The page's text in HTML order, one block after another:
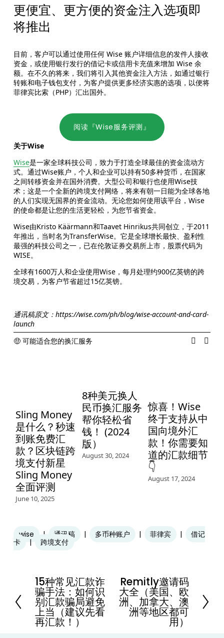
更便宜、更方便的资金注入选项即
将推出
目前，客户可以通过使用任何 Wise 账户详细信息的发件人接收
资金，或使用银行发行的借记卡或信用卡充值来增加 Wise 余
额。在不久的将来，我们将引入其他资金注入方法，如通过银行
转账和电子钱包支付，为客户提供更多经济实惠的选项，以便将
菲律宾比索（PHP）汇出国外。
阅读『Wise服务评测』
关于Wise
Wise是一家全球科技公司，致力于打造全球最佳的资金流动方
式。通过Wise账户，个人和企业可以持有50多种货币，在国家
之间转移资金并在国外消费。大型公司和银行也使用Wise技
术；这是一个全新的跨境支付网络，将来有朝一日能为全球各地
的人们实现无国界的资金流动。无论您如何使用该平台，Wise
的使命都是让您的生活更轻松，为您节省资金。
Wise由Kristo Käärmann和Taavet Hinrikus共同创立，于2011
年推出，当时名为TransferWise。它是全球增长最快、盈利性
最强的科技公司之一，已在伦敦证券交易所上市，股票代码为
WISE。
全球有1600万人和企业使用Wise，每月处理约900亿英镑的跨
境交易，为客户节省超过15亿英镑。
通讯稿原文：https://wise.com/ph/blog/wise-account-and-card-
launch
🤑 可能适合您的换汇服务
Sling Money
是什么？秒速
到账免费汇
款？区块链跨
境支付新星
Sling Money
全面评测
June 10, 2025
8种美元换人
民币换汇服务
帮你轻松省
钱！ (2024
版）
August 30, 2024
惊喜！Wise
终于支持从中
国向境外汇
款！你需要知
道的汇款细节
👇
August 17, 2024
wise 通讯稿 多币种账户 菲律宾
借记
卡
跨境支付
P
r
e
v
i
o
15种常见汇款诈
骗手法：如何识
别汇款骗局避免
上当（建议先看
再汇款！）
Remitly邀请码
大全（美国、欧
洲、加拿大、澳
洲等地区都可
用）